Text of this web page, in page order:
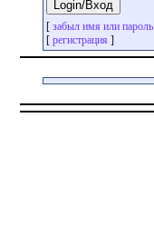
[ забыл имя или пароль
[ регистрация ]